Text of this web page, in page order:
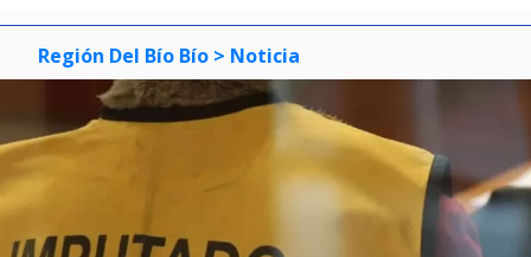
Región Del Bío Bío > Noticia